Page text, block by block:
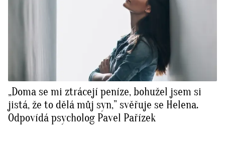
„Doma se mi ztrácejí peníze, bohužel jsem si
jistá, že to dělá můj syn,” svěřuje se Helena.
Odpovídá psycholog Pavel Pařízek